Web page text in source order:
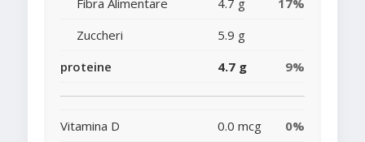
Fibra Alimentare 4.7 g
17%
Zuccheri
5.9 g
proteine
4.7 g 9%
Vitamina D 0.0 mcg
0%